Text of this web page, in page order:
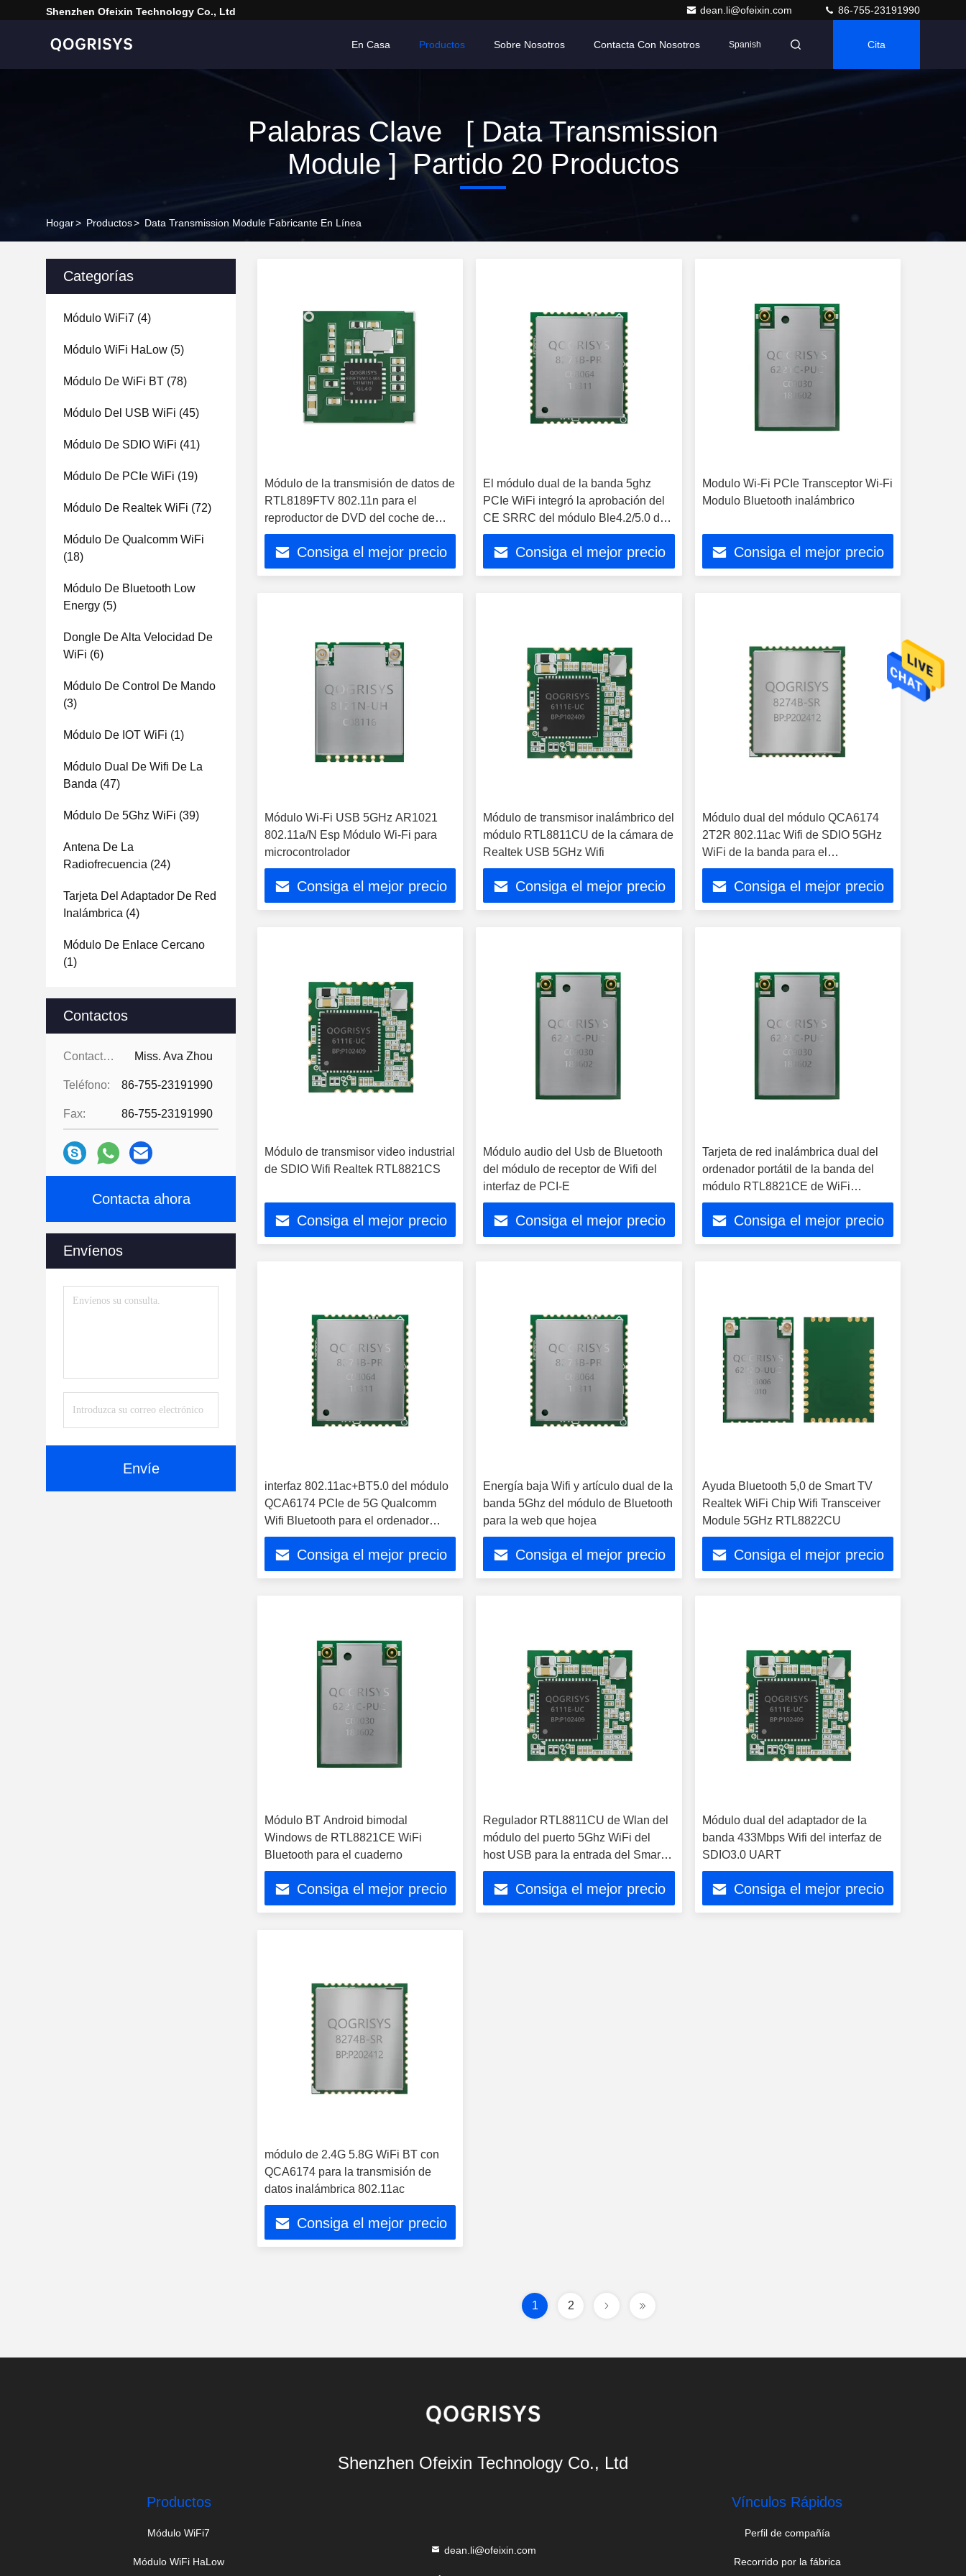
Shenzhen Ofeixin Technology Co., Ltd dean.li@ofeixin.com 86-755-23191990
En Casa Productos Sobre Nosotros Contacta Con Nosotros Spanish Cita
Palabras Clave [ Data Transmission
Module ] Partido 20 Productos
Hogar> Productos> Data Transmission Module Fabricante En Línea
Categorías
Módulo WiFi7 (4)
Módulo WiFi HaLow (5)
Módulo De WiFi BT (78)
Módulo Del USB WiFi (45)
Módulo De SDIO WiFi (41)
Módulo De PCIe WiFi (19)
Módulo De Realtek WiFi (72)
Módulo De Qualcomm WiFi
(18)
Módulo De Bluetooth Low
Energy (5)
Dongle De Alta Velocidad De
WiFi (6)
Módulo De Control De Mando
(3)
Módulo De IOT WiFi (1)
Módulo Dual De Wifi De La
Banda (47)
Módulo De 5Ghz WiFi (39)
Antena De La
Radiofrecuencia (24)
Tarjeta Del Adaptador De Red
Inalámbrica (4)
Módulo De Enlace Cercano
(1)
Contactos
Contactos: Miss. Ava Zhou
Teléfono: 86-755-23191990
Fax: 86-755-23191990
Contacta ahora
Envíenos
Envíe
Módulo de la transmisión de datos de
RTL8189FTV 802.11n para el
reproductor de DVD del coche de
Android
Consiga el mejor precio
El módulo dual de la banda 5ghz
PCIe WiFi integró la aprobación del
CE SRRC del módulo Ble4.2/5.0 de
WiFi
Consiga el mejor precio
Modulo Wi-Fi PCIe Transceptor Wi-Fi
Modulo Bluetooth inalámbrico
Consiga el mejor precio
Módulo Wi-Fi USB 5GHz AR1021
802.11a/N Esp Módulo Wi-Fi para
microcontrolador
Consiga el mejor precio
Módulo de transmisor inalámbrico del
módulo RTL8811CU de la cámara de
Realtek USB 5GHz Wifi
Consiga el mejor precio
Módulo dual del módulo QCA6174
2T2R 802.11ac Wifi de SDIO 5GHz
WiFi de la banda para el
microcontrolador
Consiga el mejor precio
Módulo de transmisor video industrial
de SDIO Wifi Realtek RTL8821CS
Consiga el mejor precio
Módulo audio del Usb de Bluetooth
del módulo de receptor de Wifi del
interfaz de PCI-E
Consiga el mejor precio
Tarjeta de red inalámbrica dual del
ordenador portátil de la banda del
módulo RTL8821CE de WiFi
Bluetooth IC PCIe WiFi
Consiga el mejor precio
interfaz 802.11ac+BT5.0 del módulo
QCA6174 PCIe de 5G Qualcomm
Wifi Bluetooth para el ordenador
portátil
Consiga el mejor precio
Energía baja Wifi y artículo dual de la
banda 5Ghz del módulo de Bluetooth
para la web que hojea
Consiga el mejor precio
Ayuda Bluetooth 5,0 de Smart TV
Realtek WiFi Chip Wifi Transceiver
Module 5GHz RTL8822CU
Consiga el mejor precio
Módulo BT Android bimodal
Windows de RTL8821CE WiFi
Bluetooth para el cuaderno
Consiga el mejor precio
Regulador RTL8811CU de Wlan del
módulo del puerto 5Ghz WiFi del
host USB para la entrada del Smart
Home
Consiga el mejor precio
Módulo dual del adaptador de la
banda 433Mbps Wifi del interfaz de
SDIO3.0 UART
Consiga el mejor precio
módulo de 2.4G 5.8G WiFi BT con
QCA6174 para la transmisión de
datos inalámbrica 802.11ac
Consiga el mejor precio
1 2
Shenzhen Ofeixin Technology Co., Ltd
Productos
Módulo WiFi7
Módulo WiFi HaLow
dean.li@ofeixin.com
Vínculos Rápidos
Perfil de compañía
Recorrido por la fábrica